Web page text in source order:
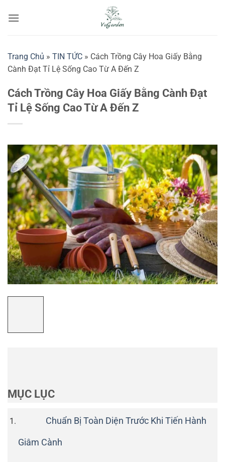
qua
Trang Chủ » TIN TỨC » Cách Trồng Cây Hoa Giấy Bằng
Cành Đạt Tỉ Lệ Sống Cao Từ A Đến Z
Cách Trồng Cây Hoa Giấy Bằng Cành Đạt
Tỉ Lệ Sống Cao Từ A Đến Z
MỤC LỤC
Chuẩn Bị Toàn Diện Trước Khi Tiến Hành
Giâm Cành